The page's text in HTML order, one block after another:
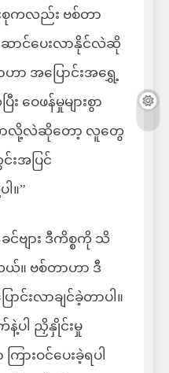
စုကလည်း ဗစ်တာ
င်ပေးလာနိုင်လဲဆို
ာ အပြောင်းအရွှေ့
ဝေဖန်မှုများစွာ
ာလို့လဲဆိုတော့ လူတွေ
းအပြင်
။”
င်ဗျား ဒီကိစ္စကို သိ
။ ဗစ်တာဟာ ဒီ
းလာချင်ခဲ့တာပါ။
ပါ ညှိနှိုင်းမှု
ားဝင်ပေးခဲ့ရပါ